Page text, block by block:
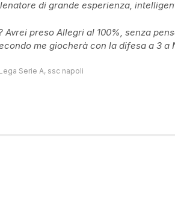
di grande esperienza,
Avrei preso Allegri al 100%, senza
me giocherà con la difesa a 3 a
Lega Serie A, ssc napoli